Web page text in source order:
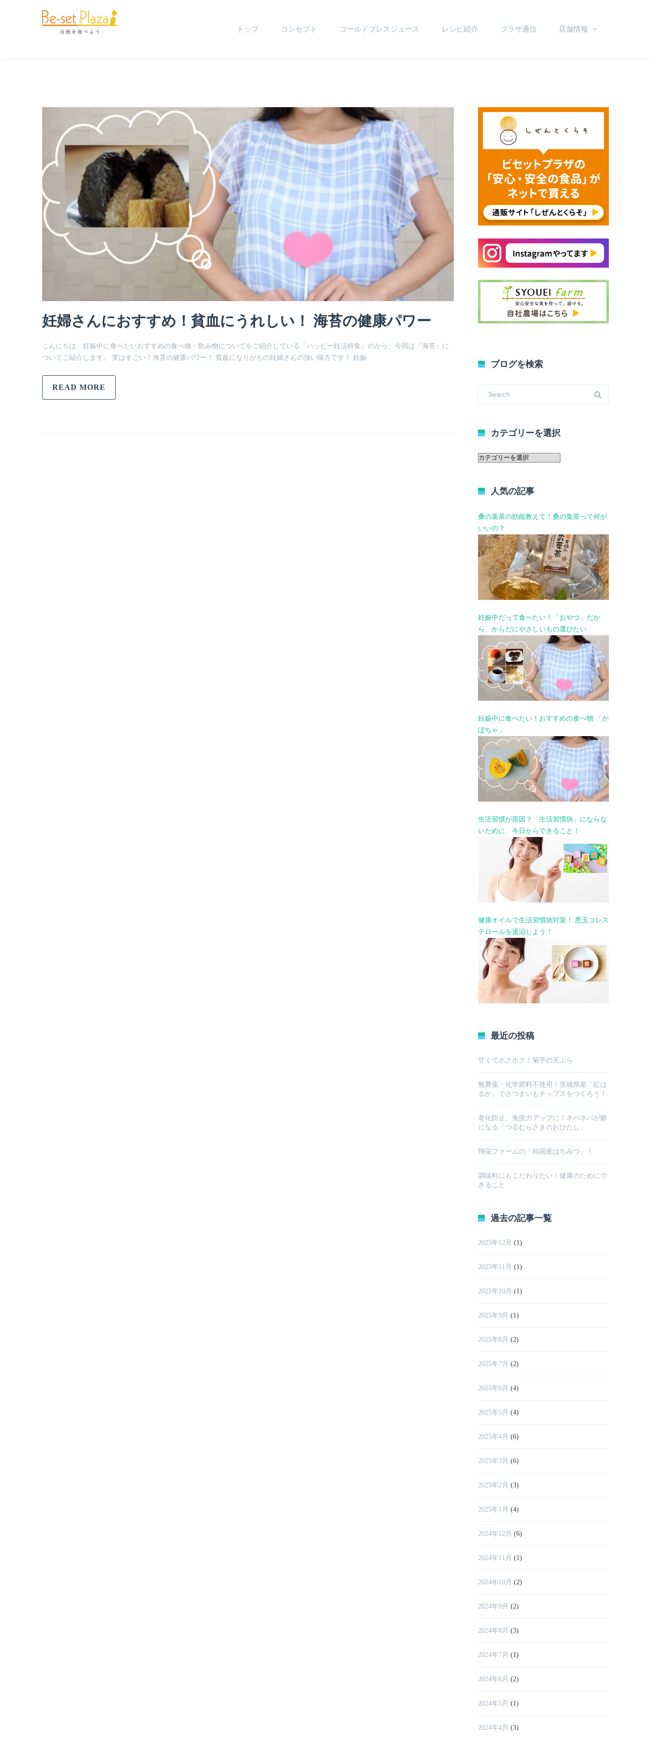
トップ コンセプト コールドプレスジュース レシピ紹介 プラザ通信 店舗情報
妊婦さんにおすすめ！貧血にうれしい！ 海苔の健康パワー
こんにちは、妊娠中に食べたいおすすめの食べ物・飲み物についてをご紹介している「ハッピー妊活特集」のから、今回は『海苔』に
ついてご紹介します。 実はすごい！海苔の健康パワー！ 貧血になりがちの妊婦さんの強い味方です！ 妊娠
READ MORE
ブログを検索
カテゴリーを選択
カ
ー
選
択
人気の記事
桑の葉茶の効能教えて！桑の葉茶って何が
いいの？
妊娠中だって食べたい！「おやつ」だか
ら、からだにやさしいもの選びたい
妊娠中に食べたい！おすすめの食べ物 「か
ぼちゃ」
生活習慣が原因？「生活習慣病」にならな
いために、今日からできること！
健康オイルで生活習慣病対策！ 悪玉コレス
テロールを退治しよう！
最近の投稿
甘くてホクホク！菊芋の天ぷら
無農薬・化学肥料不使用！茨城県産「紅は
るか」でさつまいもチップスをつくろう！
老化防止、免疫力アップに！ネバネバが癖
になる「つるむらさきのおひたし」
翔栄ファームの「純国産はちみつ」！
調味料にもこだわりたい！健康のためにで
きること
過去の記事一覧
2025年12月 (1)
2025年11月 (1)
2025年10月 (1)
2025年9月 (1)
2025年8月 (2)
2025年7月 (2)
2025年6月 (4)
2025年5月 (4)
2025年4月 (6)
2025年3月 (6)
2025年2月 (3)
2025年1月 (4)
2024年12月 (6)
2024年11月 (1)
2024年10月 (2)
2024年9月 (2)
2024年8月 (3)
2024年7月 (1)
2024年6月 (2)
2024年5月 (1)
2024年4月 (3)